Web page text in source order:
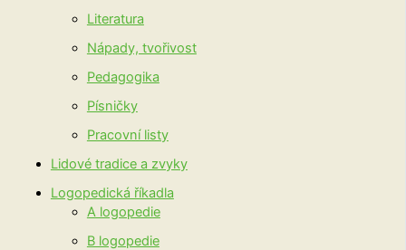
Literatura
Nápady, tvořivost
Pedagogika
Písničky
Pracovní listy
Lidové tradice a zvyky
Logopedická říkadla
A logopedie
B logopedie